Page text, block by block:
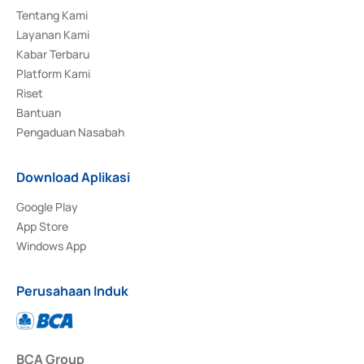
Tentang Kami
Layanan Kami
Kabar Terbaru
Platform Kami
Riset
Bantuan
Pengaduan Nasabah
Download Aplikasi
Google Play
App Store
Windows App
Perusahaan Induk
BCA Group